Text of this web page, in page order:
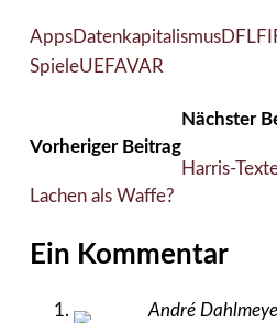
AppsDatenkapitalismusDFL
SpieleUEFAVAR
Vorheriger Beitrag
Lachen als Waffe?
Nächster
Harris-
Ein Kommentar
André